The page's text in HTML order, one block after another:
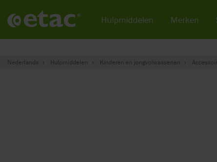
Nederlands Hulpmiddelen Kinderen en jongvolwassenen
Hulpmiddelen Merken